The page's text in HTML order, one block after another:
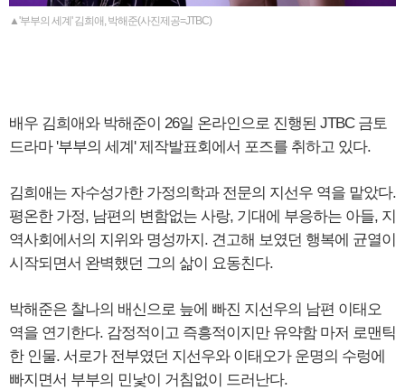
▲'부부의 세계' 김희애, 박해준(사진제공=JTBC)
배우 김희애와 박해준이 26일 온라인으로 진행된 JTBC 금토
드라마 '부부의 세계' 제작발표회에서 포즈를 취하고 있다.
김희애는 자수성가한 가정의학과 전문의 지선우 역을 맡았다.
평온한 가정, 남편의 변함없는 사랑, 기대에 부응하는 아들, 지
역사회에서의 지위와 명성까지. 견고해 보였던 행복에 균열이
시작되면서 완벽했던 그의 삶이 요동친다.
박해준은 찰나의 배신으로 늪에 빠진 지선우의 남편 이태오
역을 연기한다. 감정적이고 즉흥적이지만 유약함 마저 로맨틱
한 인물. 서로가 전부였던 지선우와 이태오가 운명의 수렁에
빠지면서 부부의 민낯이 거침없이 드러난다.